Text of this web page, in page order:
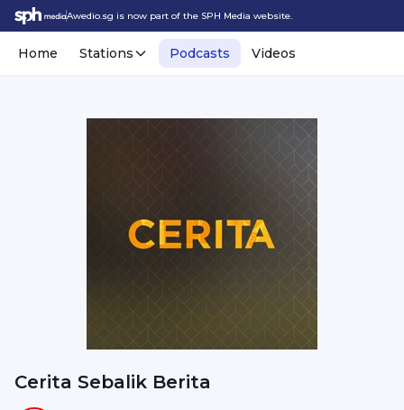
Awedio.sg is now part of the SPH Media website.
Home Stations Podcasts Videos
Cerita Sebalik Berita